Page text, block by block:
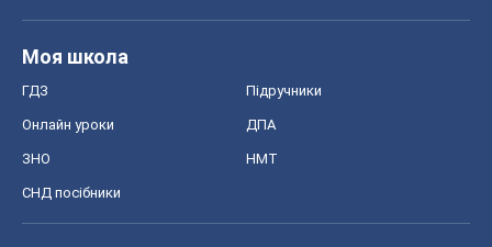
Моя школа
ГДЗ Підручники
Онлайн уроки ДПА
ЗНО НМТ
СНД посібники